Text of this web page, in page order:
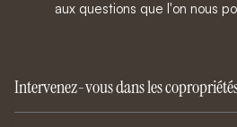
aux questions que l'on nous
Intervenez-vous dans les